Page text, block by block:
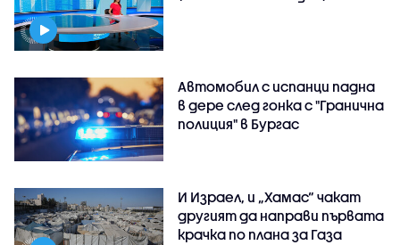
Автомобил с испанци падна
в дере след гонка с "Гранична
полиция" в Бургас
И Израел, и „Хамас“ чакат
другият да направи първата
крачка по плана за Газа